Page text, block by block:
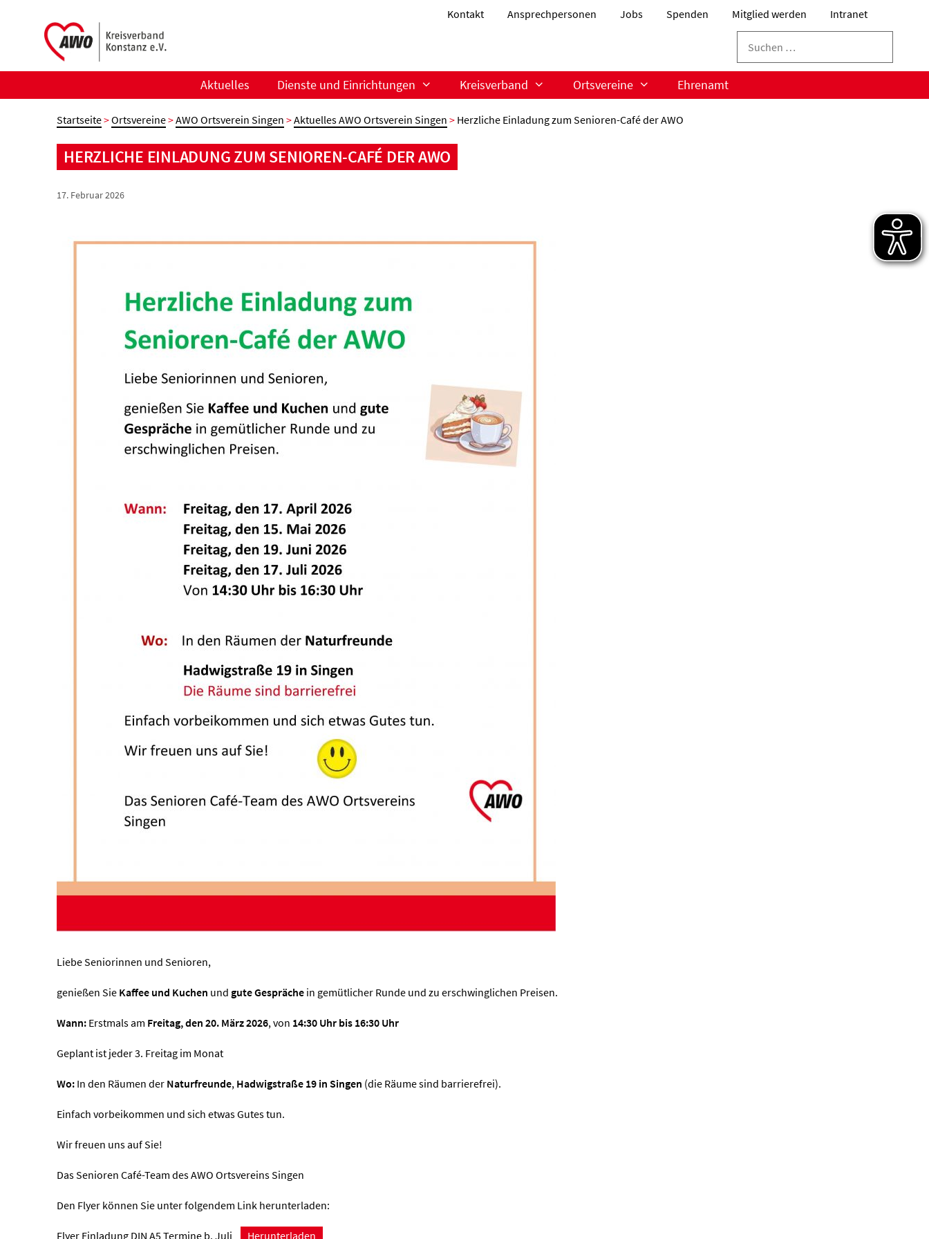
Kontakt Ansprechpersonen Jobs Spenden Mitglied werden
Intranet
nach:
Aktuelles Dienste und Einrichtungen Kreisverband Ortsvereine Ehrenamt
Startseite>Ortsvereine>AWO Ortsverein Singen >Aktuelles AWO Ortsverein Singen > Herzliche Einladung zum Senioren-Café der AWO
HERZLICHE EINLADUNG ZUM SENIOREN-CAFÉ DER AWO
17. Februar 2026
Liebe Seniorinnen und Senioren,
genießen Sie Kaffee und Kuchen und gute Gespräche in gemütlicher Runde und zu erschwinglichen Preisen.
Wann: Erstmals am Freitag, den 20. März 2026, von 14:30 Uhr bis 16:30 Uhr
Geplant ist jeder 3. Freitag im Monat
Wo: In den Räumen der Naturfreunde, Hadwigstraße 19 in Singen (die Räume sind barrierefrei).
Einfach vorbeikommen und sich etwas Gutes tun.
Wir freuen uns auf Sie!
Das Senioren Café-Team des AWO Ortsvereins Singen
Den Flyer können Sie unter folgendem Link herunterladen:
Flyer Einladung DIN A5 Termine b. Juli Herunterladen